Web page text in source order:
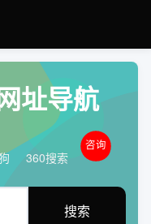
址导航
360搜索
搜索
咨询